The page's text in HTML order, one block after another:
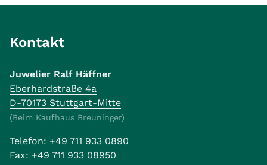
Kontakt
Juwelier Ralf Häffner
Eberhardstraße 4a
D-70173 Stuttgart-Mitte
(Beim Kaufhaus Breuninger)
Telefon: +49 711 933 0890
Fax: +49 711 933 08950